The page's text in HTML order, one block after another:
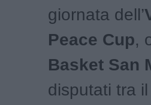
giornata dell’
Peace Cup,
Basket San
disputati tra